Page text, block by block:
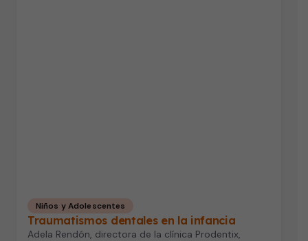
Niños y Adolescentes
Traumatismos dentales en la infancia
Adela Rendón, directora de la clínica Prodentix,